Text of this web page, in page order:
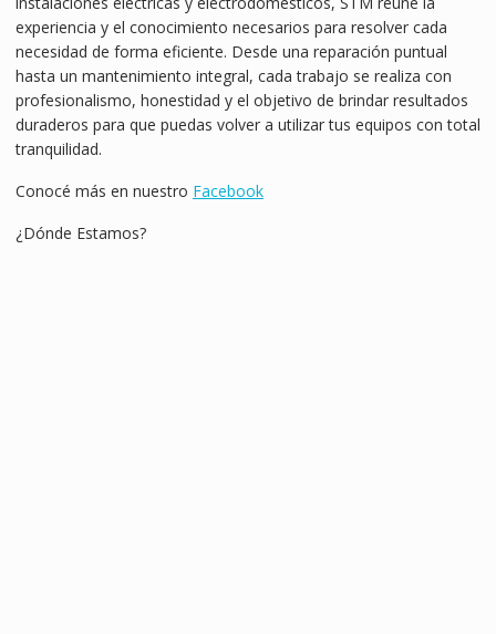
experiencia y el conocimiento necesarios para resolver cada
necesidad de forma eficiente. Desde una reparación puntual
hasta un mantenimiento integral, cada trabajo se realiza con
profesionalismo, honestidad y el objetivo de brindar resultados
duraderos para que puedas volver a utilizar tus equipos con total
tranquilidad.
Conocé más en nuestro Facebook
¿Dónde Estamos?